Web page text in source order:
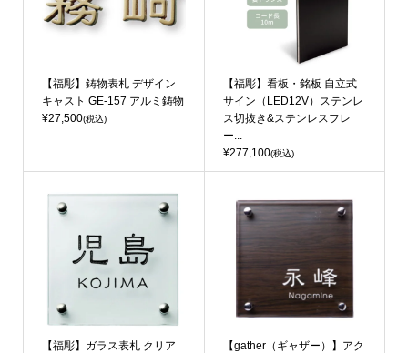
【福彫】鋳物表札 デザイン
キャスト GE-157 アルミ鋳物
¥27,500(税込)
【福彫】看板・銘板 自立式
サイン（LED12V）ステンレ
ス切抜き&ステンレスフレ
ー...
¥277,100(税込)
【福彫】ガラス表札 クリア
【gather（ギャザー）】アク